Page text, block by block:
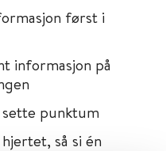
først i
informasjon på
punktum
så si én